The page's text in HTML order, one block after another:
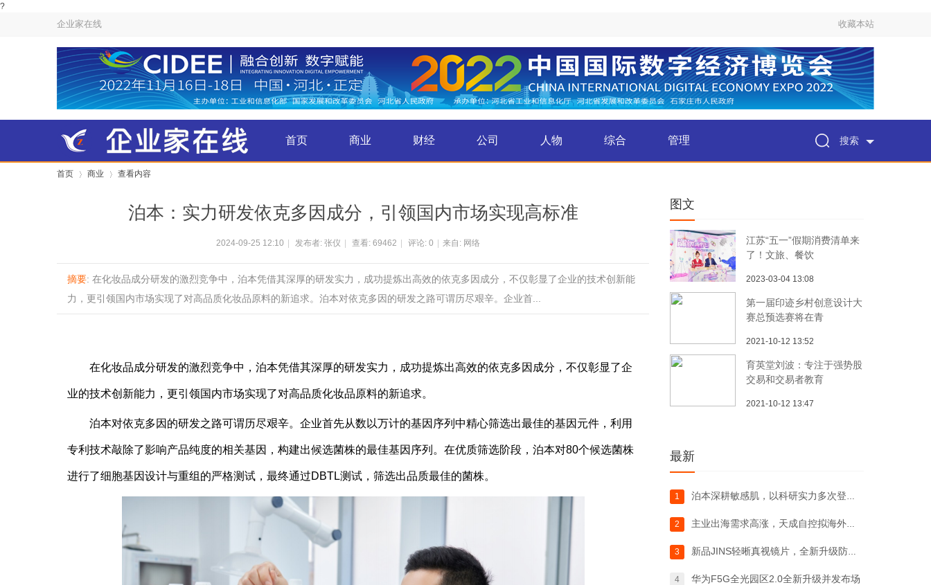
?
企业家在线 收藏本站
首页 商业 财经 公司 人物 综合 管理 搜索
首页 商业 查看内容
泊本：实力研发依克多因成分，引领国内市场实现高标准
2024-09-25 12:10 发布者: 张仪 查看: 69462 评论: 0 来自: 网络
摘要: 在化妆品成分研发的激烈竞争中，泊本凭借其深厚的研发实力，成功提炼出高效的依克多因成分，不仅彰显了企业的技术创新能
力，更引领国内市场实现了对高品质化妆品原料的新追求。泊本对依克多因的研发之路可谓历尽艰辛。企业首...
在化妆品成分研发的激烈竞争中，泊本凭借其深厚的研发实力，成功提炼出高效的依克多因成分，不仅彰显了企
业的技术创新能力，更引领国内市场实现了对高品质化妆品原料的新追求。
泊本对依克多因的研发之路可谓历尽艰辛。企业首先从数以万计的基因序列中精心筛选出最佳的基因元件，利用
专利技术敲除了影响产品纯度的相关基因，构建出候选菌株的最佳基因序列。在优质筛选阶段，泊本对80个候选菌株
进行了细胞基因设计与重组的严格测试，最终通过DBTL测试，筛选出品质最佳的菌株。
图文
江苏“五一”假期消费清单来
了！文旅、餐饮
2023-03-04 13:08
第一届印迹乡村创意设计大
赛总预选赛将在青
2021-10-12 13:52
育英堂刘波：专注于强势股
交易和交易者教育
2021-10-12 13:47
最新
1 泊本深耕敏感肌，以科研实力多次登上口碑榜
2 主业出海需求高涨，天成自控拟海外建厂寻求
3 新品JINS轻晰真视镜片，全新升级防蓝光
4 华为F5G全光园区2.0全新升级并发布场